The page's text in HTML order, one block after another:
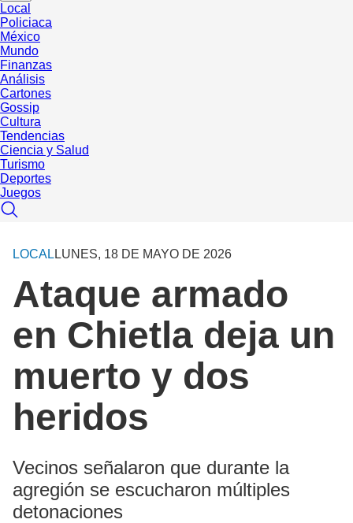
Local
Policiaca
México
Mundo
Finanzas
Análisis
Cartones
Gossip
Cultura
Tendencias
Ciencia y Salud
Turismo
Deportes
Juegos
LOCAL LUNES, 18 DE MAYO DE 2026
Ataque armado
en Chietla deja un
muerto y dos
heridos
Vecinos señalaron que durante la
agregión se escucharon múltiples
detonaciones